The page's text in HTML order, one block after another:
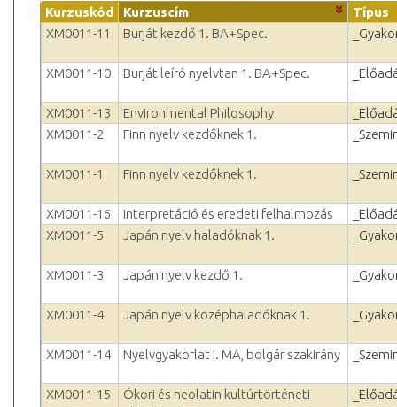
Kurzuskód Kurzuscím
Típus
XM0011-11
Burját kezdő 1. BA+Spec.
XM0011-10 Burját leíró nyelvtan 1. BA+Spec.
XM0011-13 Environmental Philosophy
XM0011-2
Finn nyelv kezdőknek 1.
XM0011-1 Finn nyelv kezdőknek 1.
XM0011-16 Interpretáció és eredeti felhalmozás
XM0011-5
Japán nyelv haladóknak 1.
XM0011-3 Japán nyelv kezdő 1.
XM0011-4 Japán nyelv középhaladóknak 1.
XM0011-14 Nyelvgyakorlat I. MA, bolgár szakirány
XM0011-15
Ókori és neolatin kultúrtörténeti